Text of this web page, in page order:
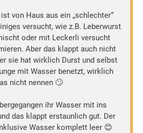
von Haus aus ein „schlechter“
versucht, wie z.B. Leberwurst
oder mit Leckerli versucht
Aber das klappt auch nicht
sie hat wirklich Durst und selbst
mit Wasser benetzt, wirklich
nicht nennen 🙄
ihr Wasser mit ins
das klappt erstaunlich gut. Der
Wasser komplett leer 😊